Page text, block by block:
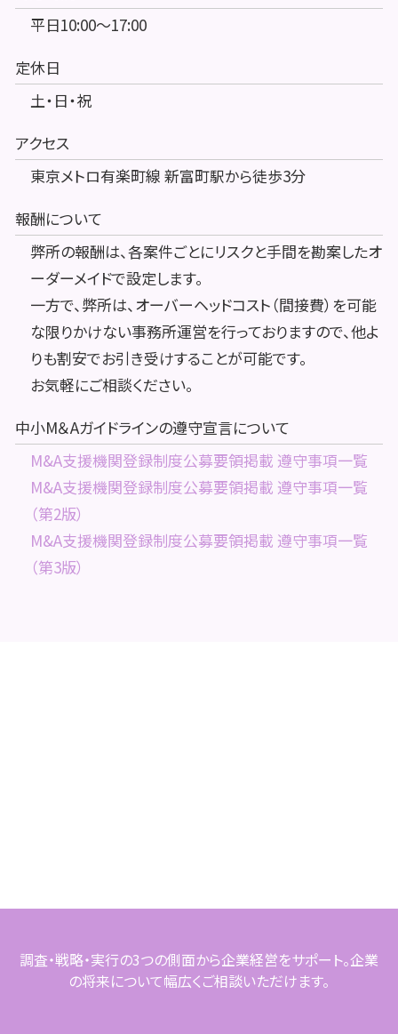
平日10:00～17:00
定休日
土・日・祝
アクセス
東京メトロ有楽町線 新富町駅から徒歩3分
報酬について
弊所の報酬は、各案件ごとにリスクと手間を勘案したオ
ーダーメイドで設定します。
一方で、弊所は、オーバーヘッドコスト（間接費）を可能
な限りかけない事務所運営を行っておりますので、他よ
りも割安でお引き受けすることが可能です。
お気軽にご相談ください。
中小M＆Aガイドラインの遵守宣言について
M&A支援機関登録制度公募要領掲載 遵守事項一覧
M&A支援機関登録制度公募要領掲載 遵守事項一覧
（第2版）
M&A支援機関登録制度公募要領掲載 遵守事項一覧
（第3版）
調査・戦略・実行の3つの側面から企業経営をサポート。企業
の将来について幅広くご相談いただけます。